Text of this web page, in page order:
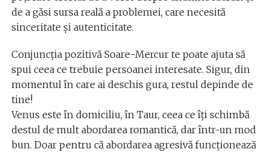
de a găsi sursa reală a problemei, care necesită
sinceritate și autenticitate.
Conjuncția pozitivă Soare-Mercur te poate ajuta să
spui ceea ce trebuie persoanei interesate. Sigur, din
momentul în care ai deschis gura, restul depinde de
tine!
Venus este în domiciliu, în Taur, ceea ce îți schimbă
destul de mult abordarea romantică, dar într-un mod
bun. Doar pentru că abordarea agresivă funcționează